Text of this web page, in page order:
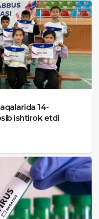
14-
ishtirok etdi